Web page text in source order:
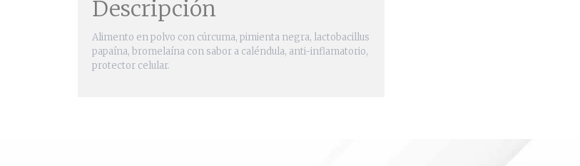
Descripción
Alimento en polvo con cúrcuma, pimienta negra, lactobacillus
papaína, bromelaína con sabor a caléndula, anti-inflamatorio,
protector celular.